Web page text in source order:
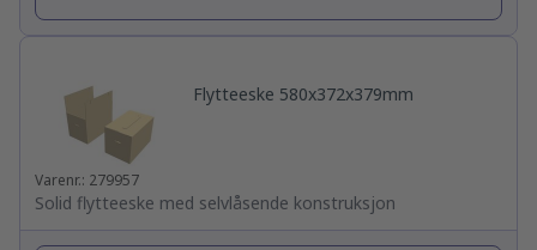
Flytteeske 580x372x379mm
Varenr.: 279957
Solid flytteeske med selvlåsende konstruksjon